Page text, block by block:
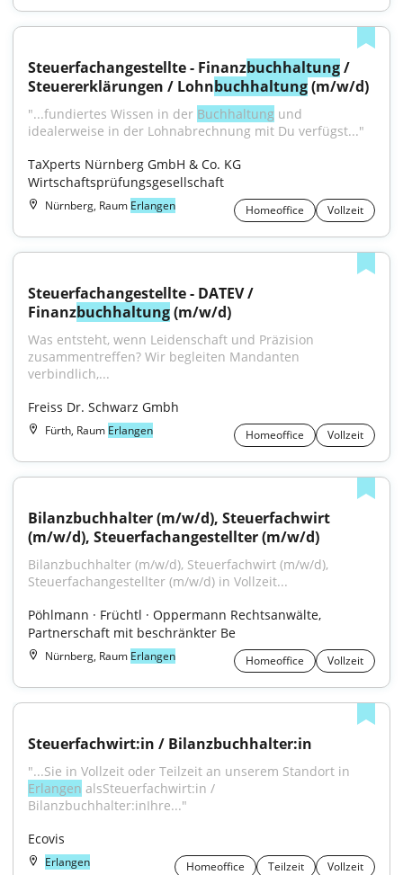
Steuerfachangestellte - Finanzbuchhaltung /
Steuererklärungen / Lohnbuchhaltung (m/w/d)
"...fundiertes Wissen in der Buchhaltung und
idealerweise in der Lohnabrechnung mit Du verfügst..."
TaXperts Nürnberg GmbH & Co. KG
Wirtschaftsprüfungsgesellschaft
Nürnberg, Raum Erlangen Homeoffice Vollzeit
Steuerfachangestellte - DATEV /
Finanzbuchhaltung (m/w/d)
Was entsteht, wenn Leidenschaft und Präzision
zusammentreffen? Wir begleiten Mandanten
verbindlich,...
Freiss Dr. Schwarz Gmbh
Fürth, Raum Erlangen Homeoffice Vollzeit
Bilanzbuchhalter (m/w/d), Steuerfachwirt
(m/w/d), Steuerfachangestellter (m/w/d)
Bilanzbuchhalter (m/w/d), Steuerfachwirt (m/w/d),
Steuerfachangestellter (m/w/d) in Vollzeit...
Pöhlmann · Früchtl · Oppermann Rechtsanwälte,
Partnerschaft mit beschränkter Be
Nürnberg, Raum Erlangen Homeoffice Vollzeit
Steuerfachwirt:in / Bilanzbuchhalter:in
Erlangen alsSteuerfachwirt:in /
Bilanzbuchhalter:inIhre..."
Ecovis
Erlangen Homeoffice Teilzeit
Vollzeit